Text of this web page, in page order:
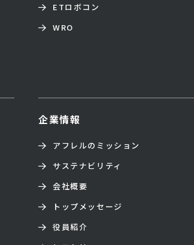
ETロボコン
WRO
企業情報
アフレルのミッション
サステナビリティ
会社概要
トップメッセージ
役員紹介